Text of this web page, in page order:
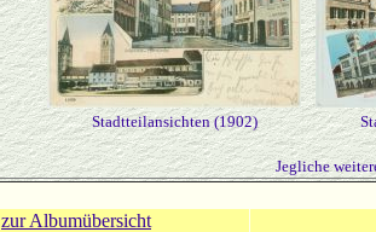
Stadtteilansichten (1902)
Jegliche
zur Albumübersicht